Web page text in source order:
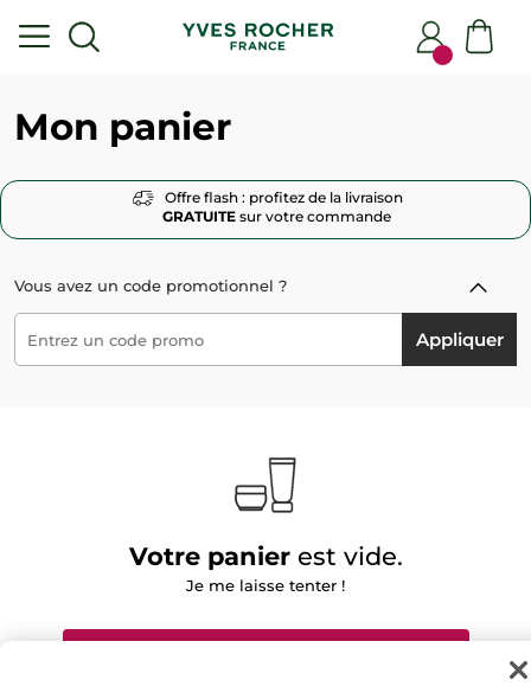
Mon panier
Offre flash : profitez de la livraison
GRATUITEsur votre commande
Vous avez un code promotionnel ?
Appliquer
Votre panierest vide.
Je me laisse tenter !